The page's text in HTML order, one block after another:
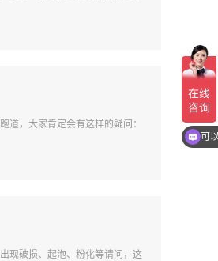
道，大家肯定会有这样的疑问：
现破损、起泡、粉化等请问，这
可